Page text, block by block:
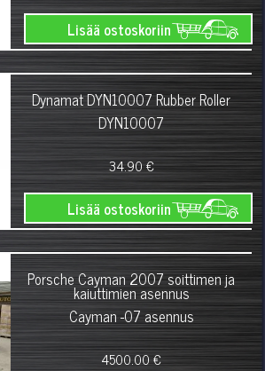
Lisää ostoskoriin
Dynamat DYN10007 Rubber Roller
DYN10007
34.90 €
Lisää ostoskoriin
Porsche Cayman 2007 soittimen ja
kaiuttimien asennus
Cayman -07 asennus
4500.00 €